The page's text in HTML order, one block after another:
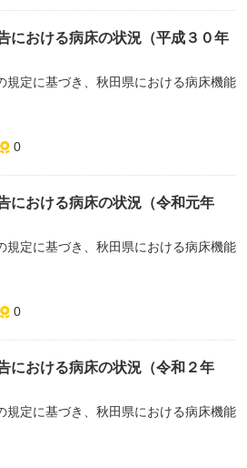
における病床の状況（平成３０年
規定に基づき、秋田県における病床機能
0
における病床の状況（令和元年
規定に基づき、秋田県における病床機能
0
における病床の状況（令和２年
規定に基づき、秋田県における病床機能